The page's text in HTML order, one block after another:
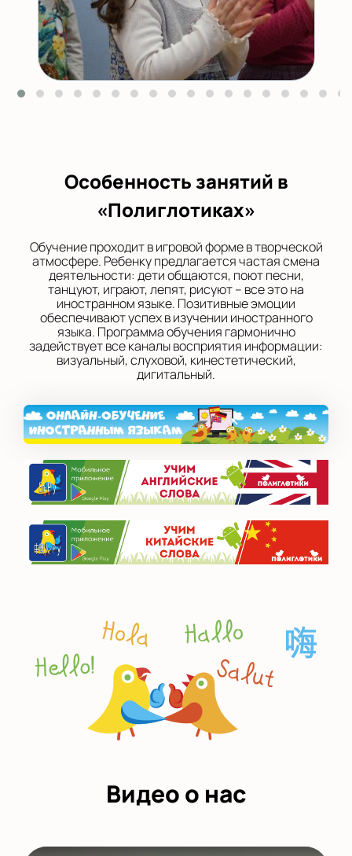
Особенность занятий в
«Полиглотиках»
Обучение проходит в игровой форме в творческой
атмосфере. Ребенку предлагается частая смена
деятельности: дети общаются, поют песни,
танцуют, играют, лепят, рисуют – все это на
иностранном языке. Позитивные эмоции
обеспечивают успех в изучении иностранного
языка. Программа обучения гармонично
задействует все каналы восприятия информации:
визуальный, слуховой, кинестетический,
дигитальный.
Видео о нас